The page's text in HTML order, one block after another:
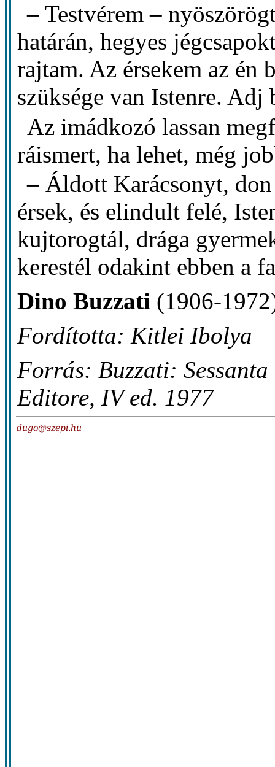
– Testvérem –
határán, hegyes
rajtam. Az érsekem az én
szüksége van Istenre.
Az imádkozó lassan
ráismert, ha lehet, még
– Áldott Karácsonyt,
érsek, és elindult felé,
kujtorogtál, drága
kerestél odakint ebben a
Dino Buzzati (1906-
Fordította: Kitlei Ibolya
Forrás: Buzzati:
Editore, IV ed. 1977